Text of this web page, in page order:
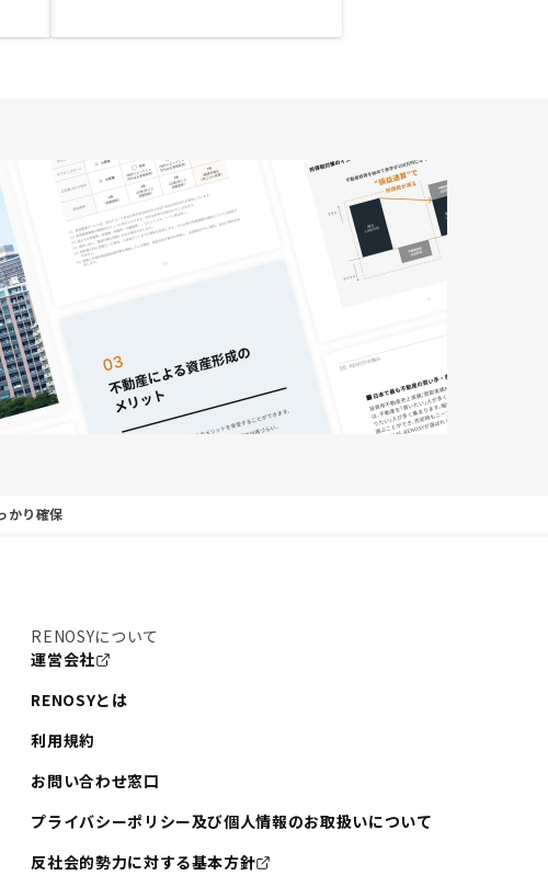
かり確保
RENOSYについて
運営会社
RENOSYとは
利用規約
お問い合わせ窓口
プライバシーポリシー及び個人情報のお取扱いについて
反社会的勢力に対する基本方針